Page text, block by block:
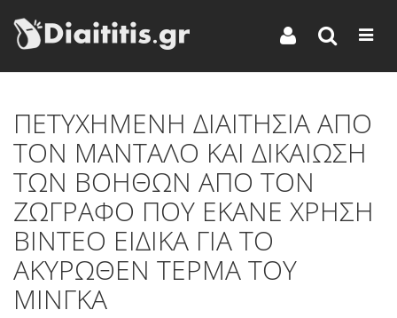
ΠΕΤΥΧΗΜΕΝΗ ΔΙΑΙΤΗΣΙΑ ΑΠΟ
ΤΟΝ ΜΑΝΤΑΛΟ ΚΑΙ ΔΙΚΑΙΩΣΗ
ΤΩΝ ΒΟΗΘΩΝ ΑΠΟ ΤΟΝ
ΖΩΓΡΑΦΟ ΠΟΥ ΕΚΑΝΕ ΧΡΗΣΗ
ΒΙΝΤΕΟ ΕΙΔΙΚΑ ΓΙΑ ΤΟ
ΑΚΥΡΩΘΕΝ ΤΕΡΜΑ ΤΟΥ
ΜΙΝΓΚΑ